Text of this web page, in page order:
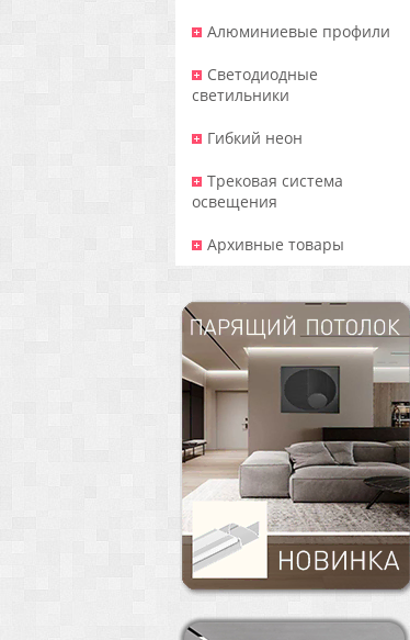
Алюминиевые профили
Светодиодные
светильники
Гибкий неон
Трековая система
освещения
Архивные товары